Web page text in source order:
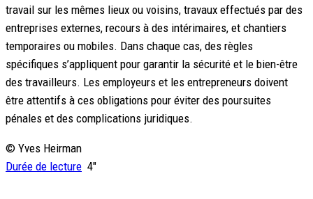
travail sur les mêmes lieux ou voisins, travaux effectués par des
entreprises externes, recours à des intérimaires, et chantiers
temporaires ou mobiles. Dans chaque cas, des règles
spécifiques s’appliquent pour garantir la sécurité et le bien-être
des travailleurs. Les employeurs et les entrepreneurs doivent
être attentifs à ces obligations pour éviter des poursuites
pénales et des complications juridiques.
© Yves Heirman
Durée de lecture 4″